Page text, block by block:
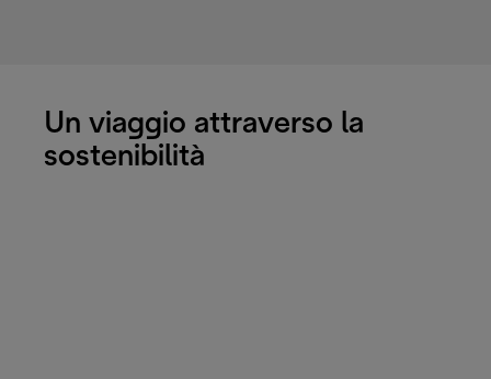
Un viaggio attraverso la
sostenibilità